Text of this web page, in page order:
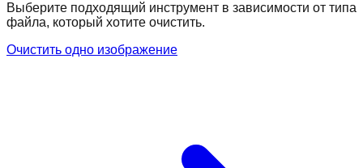
Выберите подходящий инструмент в зависимости от типа
файла, который хотите очистить.
Очистить одно изображение